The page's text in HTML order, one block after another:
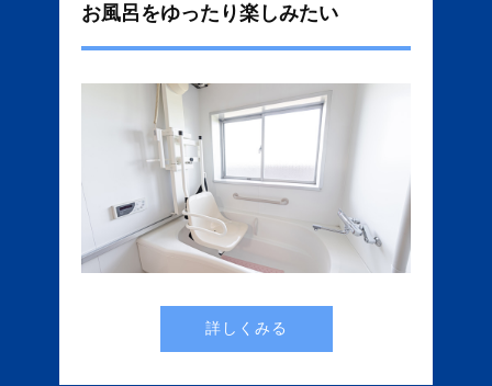
お風呂をゆったり楽しみたい
詳しくみる